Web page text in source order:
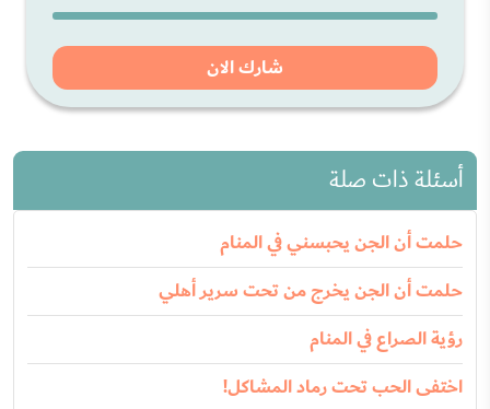
شارك الان
أسئلة ذات صلة
حلمت أن الجن يحبسني في المنام
حلمت أن الجن يخرج من تحت سرير أهلي
رؤية الصراع في المنام
اختفى الحب تحت رماد المشاكل!